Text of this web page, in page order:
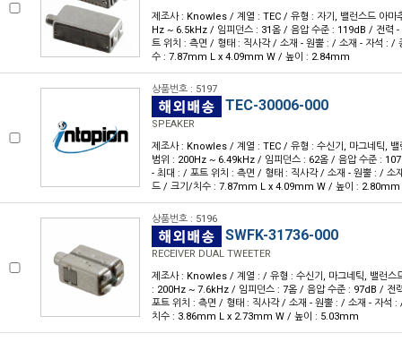
제조사 : Knowles / 계열 : TEC / 유형 : 자기, 밸런스드 아마
Hz ~ 6.5kHz / 임피던스 : 31옴 / 음압 수준 : 119dB / 전력
트 위치 : 측면 / 형태 : 직사각 / 소재 - 원뿔 : / 소재 - 자석 : /
수 : 7.87mm L x 4.09mm W / 높이 : 2.84mm
상품번호 : 5197
TEC-30006-000
SPEAKER
제조사 : Knowles / 계열 : TEC / 유형 : 수신기, 마그네틱, 밸
범위 : 200Hz ~ 6.49kHz / 임피던스 : 62옴 / 음압 수준 :
- 최대 : / 포트 위치 : 측면 / 형태 : 직사각 / 소재 - 원뿔 : / 소
드 / 크기/치수 : 7.87mm L x 4.09mm W / 높이 : 2.80mm
상품번호 : 5196
SWFK-31736-000
RECEIVER DUAL TWEETER
제조사 : Knowles / 계열 : / 유형 : 수신기, 마그네틱, 밸런스
: 200Hz ~ 7.6kHz / 임피던스 : 7옴 / 음압 수준 : 97dB / 전
포트 위치 : 측면 / 형태 : 직사각 / 소재 - 원뿔 : / 소재 - 자석
치수 : 3.86mm L x 2.73mm W / 높이 : 5.03mm